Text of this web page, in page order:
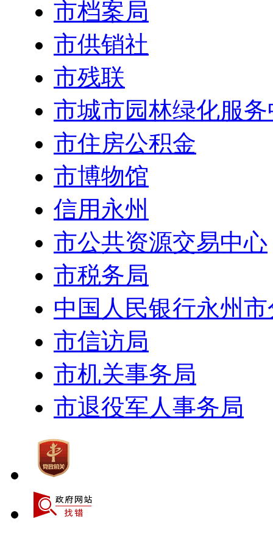
市档案局
市供销社
市残联
市城市园林绿化服
市住房公积金
市博物馆
信用永州
市公共资源交易中心
市税务局
中国人民银行永州
市信访局
市机关事务局
市退役军人事务局